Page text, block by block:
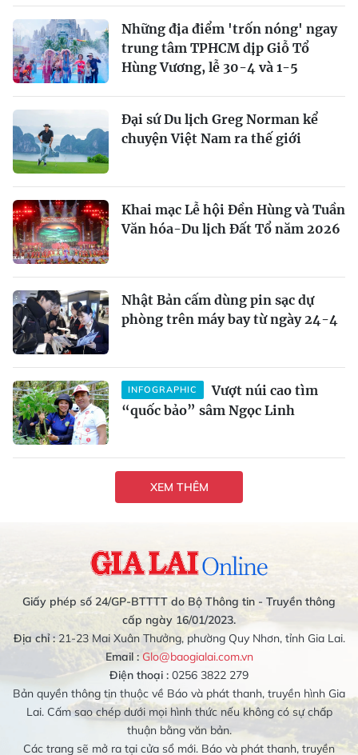
Những địa điểm 'trốn nóng' ngay
trung tâm TPHCM dịp Giỗ Tổ
Hùng Vương, lễ 30-4 và 1-5
Đại sứ Du lịch Greg Norman kể
chuyện Việt Nam ra thế giới
Khai mạc Lễ hội Đền Hùng và Tuần
Văn hóa-Du lịch Đất Tổ năm 2026
Nhật Bản cấm dùng pin sạc dự
phòng trên máy bay từ ngày 24-4
INFOGRAPHIC
Vượt núi cao tìm
“quốc bảo” sâm Ngọc Linh
XEM THÊM
Giấy phép số 24/GP-BTTTT do Bộ Thông tin - Truyền thông
cấp ngày 16/01/2023.
Địa chỉ :21-23 Mai Xuân Thưởng, phường Quy Nhơn, tỉnh Gia Lai.
Email : Glo@baogialai.com.vn
Điện thoại : 0256 3822 279
Bản quyền thông tin thuộc về Báo và phát thanh, truyền hình Gia
Lai. Cấm sao chép dưới mọi hình thức nếu không có sự chấp
thuận bằng văn bản.
Các trang sẽ mở ra tại cửa sổ mới. Báo và phát thanh, truyền